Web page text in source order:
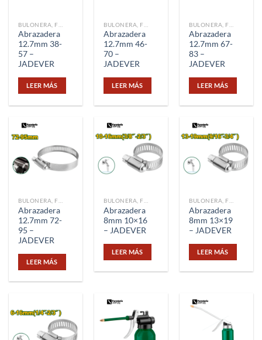
Abrazadera
12.7mm 38-
57 –
JADEVER
LEER MÁS
Abrazadera
12.7mm 46-
70 –
JADEVER
LEER MÁS
Abrazadera
12.7mm 67-
83 –
JADEVER
LEER MÁS
Abrazadera
12.7mm 72-
95 –
JADEVER
LEER MÁS
Abrazadera
8mm 10×16
– JADEVER
LEER MÁS
Abrazadera
8mm 13×19
– JADEVER
LEER MÁS